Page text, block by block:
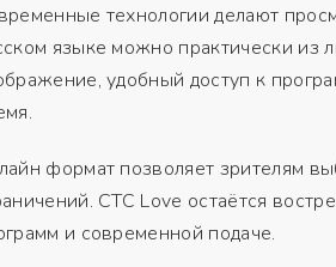
технологии делают
языке можно практически из
удобный доступ к
формат позволяет зрителям
СТС Love остаётся
и современной подаче.